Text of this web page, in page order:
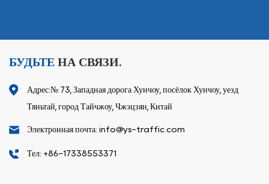
БУДЬТЕ НА СВЯЗИ.
Адрес:№ 73, Западная дорога Хунчоу, посёлок Хунчоу, уезд
Тяньтай, город Тайчжоу, Чжэцзян, Китай
Электронная почта: info@ys-traffic.com
Тел: +86-17338553371